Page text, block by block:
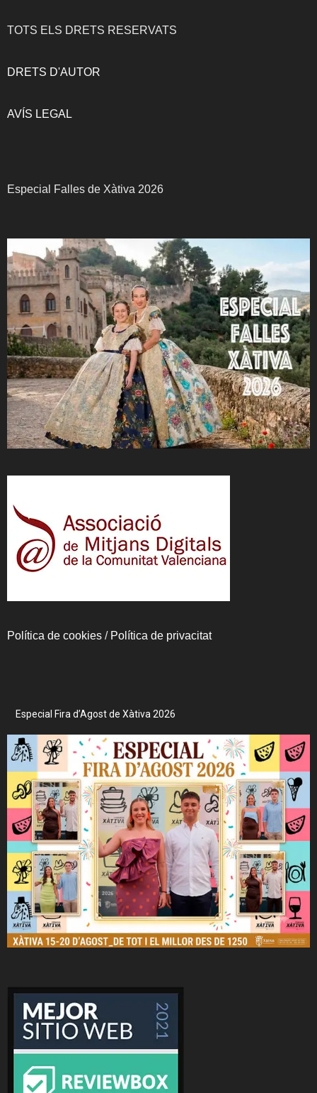
TOTS ELS DRETS RESERVATS
DRETS D'AUTOR
AVÍS LEGAL
Especial Falles de Xàtiva 2026
Política de cookies / Política de privacitat
Especial Fira d’Agost de Xàtiva 2026